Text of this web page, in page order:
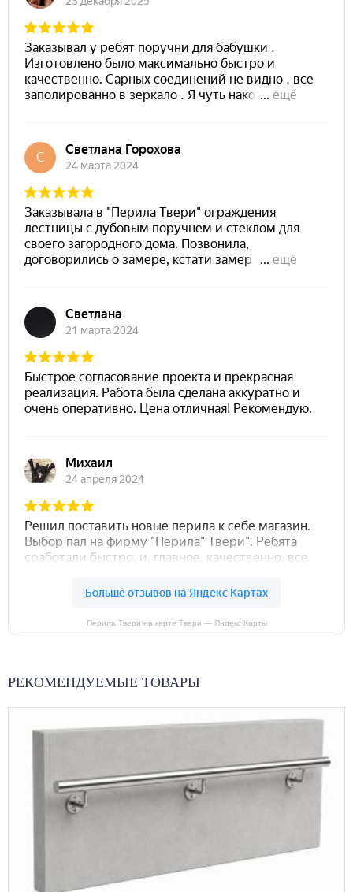
Перила Твери на карте Твери — Яндекс Карты
РЕКОМЕНДУЕМЫЕ ТОВАРЫ